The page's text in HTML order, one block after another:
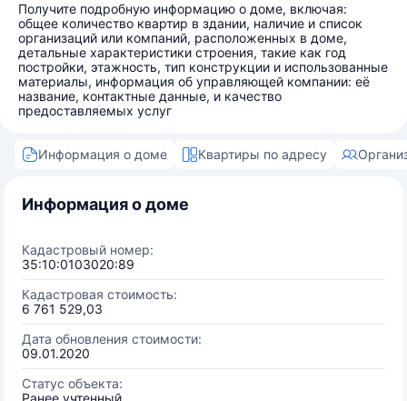
Получите подробную информацию о доме, включая:
общее количество квартир в здании, наличие и список
организаций или компаний, расположенных в доме,
детальные характеристики строения, такие как год
постройки, этажность, тип конструкции и использованные
материалы, информация об управляющей компании: её
название, контактные данные, и качество
предоставляемых услуг
Информация о доме Квартиры по адресу
Информация о доме
Кадастровый номер:
35:10:0103020:89
Кадастровая стоимость:
6 761 529,03
Дата обновления стоимости:
09.01.2020
Статус объекта:
Ранее учтенный